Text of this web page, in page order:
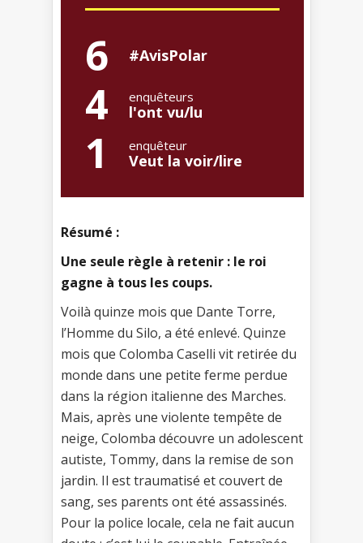
6 #AvisPolar
4 enquêteurs
l'ont vu/lu
1 enquêteur
Veut la voir/lire
Résumé :
Une seule règle à retenir : le roi
gagne à tous les coups.
Voilà quinze mois que Dante Torre,
l’Homme du Silo, a été enlevé. Quinze
mois que Colomba Caselli vit retirée du
monde dans une petite ferme perdue
dans la région italienne des Marches.
Mais, après une violente tempête de
neige, Colomba découvre un adolescent
autiste, Tommy, dans la remise de son
jardin. Il est traumatisé et couvert de
sang, ses parents ont été assassinés.
Pour la police locale, cela ne fait aucun